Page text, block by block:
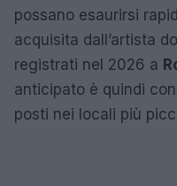
possano esaurirsi
acquisita dall’artista
registrati nel 2026 a
anticipato è quindi
posti nei locali più